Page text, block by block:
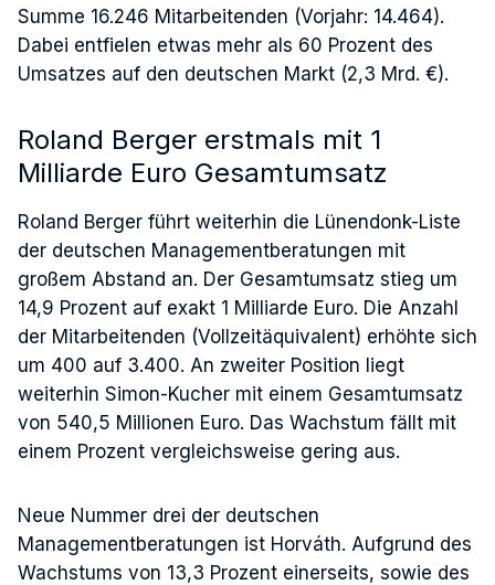
Summe 16.246 Mitarbeitenden (Vorjahr: 14.464).
Dabei entfielen etwas mehr als 60 Prozent des
Umsatzes auf den deutschen Markt (2,3 Mrd. €).
Roland Berger erstmals mit 1
Milliarde Euro Gesamtumsatz
Roland Berger führt weiterhin die Lünendonk-Liste
der deutschen Managementberatungen mit
großem Abstand an. Der Gesamtumsatz stieg um
14,9 Prozent auf exakt 1 Milliarde Euro. Die Anzahl
der Mitarbeitenden (Vollzeitäquivalent) erhöhte sich
um 400 auf 3.400. An zweiter Position liegt
weiterhin Simon-Kucher mit einem Gesamtumsatz
von 540,5 Millionen Euro. Das Wachstum fällt mit
einem Prozent vergleichsweise gering aus.
Neue Nummer drei der deutschen
Managementberatungen ist Horváth. Aufgrund des
Wachstums von 13,3 Prozent einerseits, sowie des